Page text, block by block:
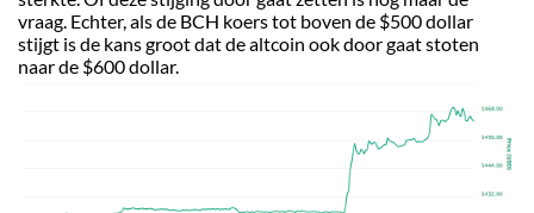
vraag. Echter, als de BCH koers tot boven de $500 dollar
stijgt is de kans groot dat de altcoin ook door gaat stoten
naar de $600 dollar.